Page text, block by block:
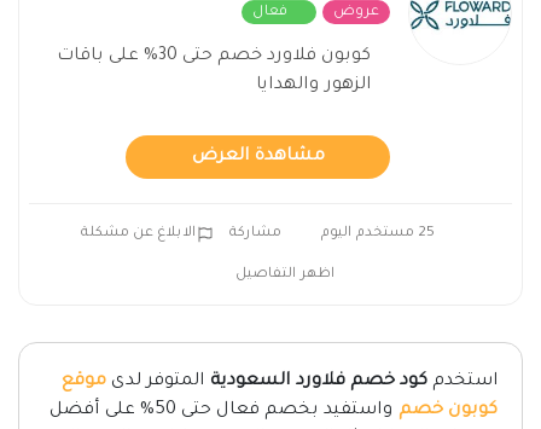
عروض فعال
كوبون فلاورد خصم حتى 30% على باقات
الزهور والهدايا
مشاهدة العرض
25 مستخدم اليوم مشاركة الابلاغ عن مشكلة
اظهر التفاصيل
استخدم كود خصم فلاورد السعودية المتوفر لدى موقع
كوبون خصم
واستفيد بخصم فعال حتى 50% على أفضل